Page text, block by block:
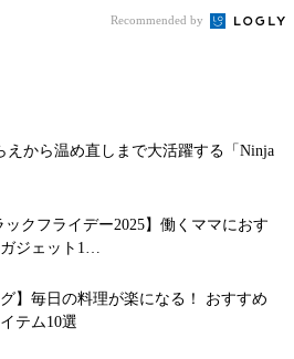
Recommended by
えから温め直しまで大活躍する「Ninja
ックフライデー2025】働くママにおす
ジェット1…
グ】毎日の料理が楽になる！ おすすめ
テム10選